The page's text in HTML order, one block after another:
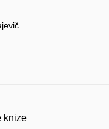
knize